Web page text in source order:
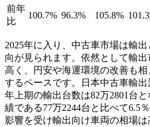
前年
比
100.7% 96.3% 105.8%
2025年に入り、中古車市場は輸
向が見られます。依然として輸
高く、円安や海運環境の改善も
するペースです。日本中古車輸
年上期の輸出台数は82万2801台
績である77万2244台と比べて6.5
影響を受け輸出向け車両の相場は